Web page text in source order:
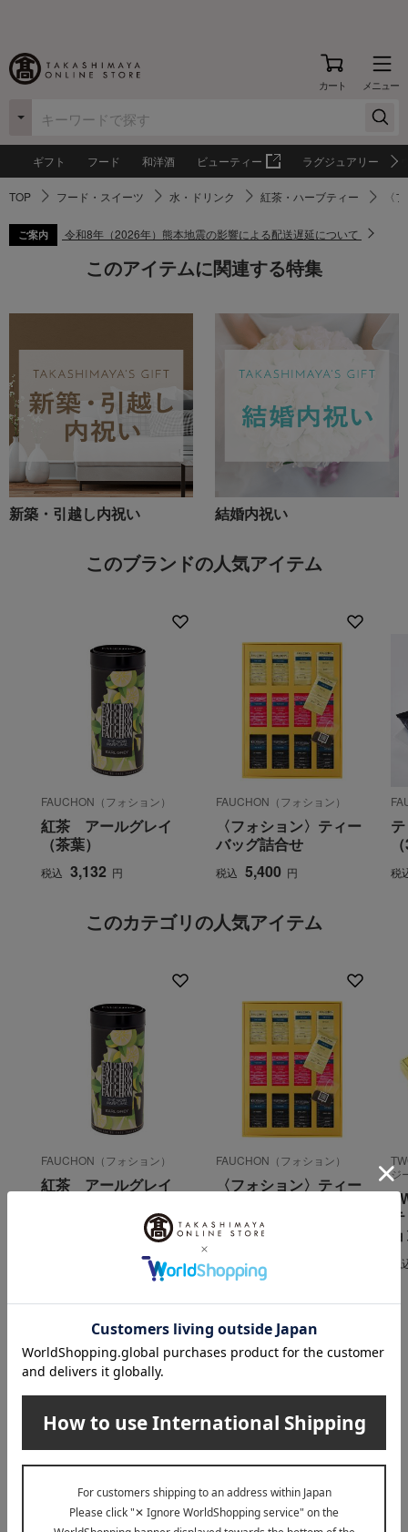
カート メニュー
ギフト フード 和洋酒 ビューティー ラグジュアリー
TOP フード・スイーツ 水・ドリンク 紅茶・ハーブティー 〈
ご案内 令和8年（2026年）熊本地震の影響による配送遅延について
このアイテムに関連する特集
新築・引越し内祝い 結婚内祝い
このブランドの人気アイテム
FAUCHON（フォション）
紅茶 アールグレイ
（茶葉）
税込 3,132 円
FAUCHON（フォション）
〈フォション〉ティー
バッグ詰合せ
税込 5,400 円 税
このカテゴリの人気アイテム
FAUCHON（フォション）
紅茶 アールグレイ
FAUCHON（フォション）
〈フォション〉ティー
税込 5,400
ジ
税
2026年07月29日